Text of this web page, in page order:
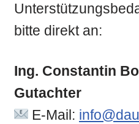
bitte direkt an:
Ing. Constantin
Gutachter
E-Mail: